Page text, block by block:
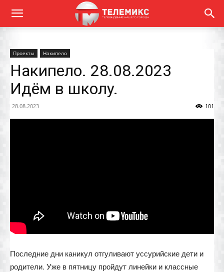
Проекты Накипело
Накипело. 28.08.2023
Идём в школу.
28.08.2023 101
Последние дни каникул отгуливают уссурийские дети и
родители. Уже в пятницу пройдут линейки и классные